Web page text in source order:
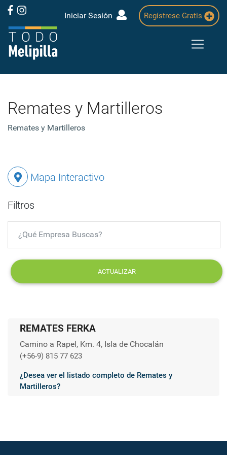
Iniciar Sesión Regístrese Gratis
Remates y Martilleros
Remates y Martilleros
Mapa Interactivo
Filtros
ACTUALIZAR
REMATES FERKA
Camino a Rapel, Km. 4, Isla de Chocalán
(+56-9) 815 77 623
¿Desea ver el listado completo de Remates y
Martilleros?